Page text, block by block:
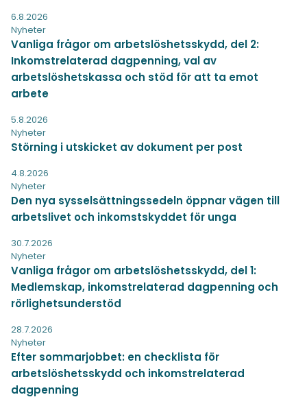
6.8.2026
Nyheter
Vanliga frågor om arbetslöshetsskydd, del 2:
Inkomstrelaterad dagpenning, val av
arbetslöshetskassa och stöd för att ta emot
arbete
5.8.2026
Nyheter
Störning i utskicket av dokument per post
4.8.2026
Nyheter
Den nya sysselsättningssedeln öppnar vägen till
arbetslivet och inkomstskyddet för unga
30.7.2026
Nyheter
Vanliga frågor om arbetslöshetsskydd, del 1:
Medlemskap, inkomstrelaterad dagpenning och
rörlighetsunderstöd
28.7.2026
Nyheter
Efter sommarjobbet: en checklista för
arbetslöshetsskydd och inkomstrelaterad
dagpenning